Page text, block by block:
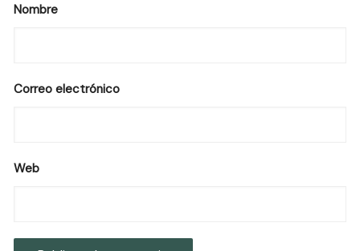
Nombre
Correo electrónico
Web